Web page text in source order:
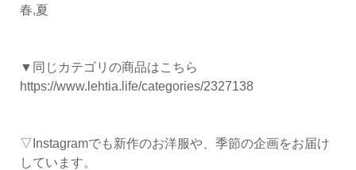
春,夏
▼同じカテゴリの商品はこちら
https://www.lehtia.life/categories/2327138
▽Instagramでも新作のお洋服や、季節の企画をお届け
しています。